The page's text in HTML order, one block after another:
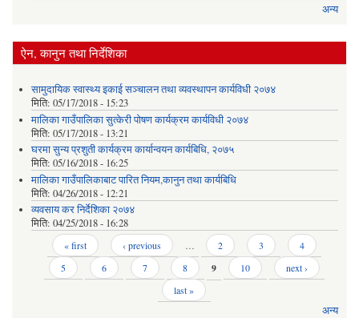
अन्य
ऐन, कानुन तथा निर्देशिका
सामुदायिक स्वास्थ्य इकाई सञ्चालन तथा व्यवस्थापन कार्यविधी २०७४
मिति: 05/17/2018 - 15:23
मालिका गाउँपालिका सुत्केरी पोषण कार्यक्रम कार्यविधी २०७४
मिति: 05/17/2018 - 13:21
घरमा सुन्य प्रशुती कार्यक्रम कार्यान्वयन कार्यबिधि, २०७५
मिति: 05/16/2018 - 16:25
मालिका गाउँपालिकाबाट पारित नियम,कानुन तथा कार्यबिधि
मिति: 04/26/2018 - 12:21
व्यवसाय कर निर्देशिका २०७४
मिति: 04/25/2018 - 16:28
Pages « first ‹ previous … 2 3
4
5
6 7 8 9 10
next ›
last »
अन्य